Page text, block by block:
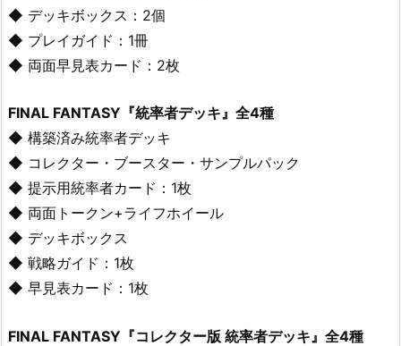
◆ デッキボックス：2個
◆ プレイガイド：1冊
◆ 両面早見表カード：2枚
FINAL FANTASY『統率者デッキ』全4種
◆ 構築済み統率者デッキ
◆ コレクター・ブースター・サンプルパック
◆ 提示用統率者カード：1枚
◆ 両面トークン+ライフホイール
◆ デッキボックス
◆ 戦略ガイド：1枚
◆ 早見表カード：1枚
FINAL FANTASY『コレクター版 統率者デッキ』全4種